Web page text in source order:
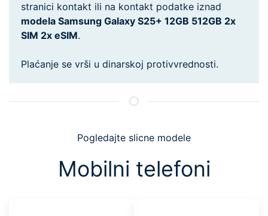
stranici kontakt ili na kontakt podatke iznad
modela Samsung Galaxy S25+ 12GB 512GB 2x
SIM 2x eSIM.
Plaćanje se vrši u dinarskoj protivvrednosti.
Pogledajte slicne modele
Mobilni telefoni